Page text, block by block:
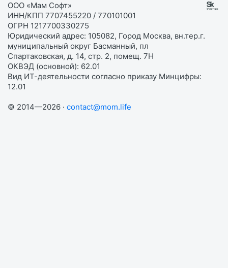
ООО «Мам Софт»
ИНН/КПП 7707455220 / 770101001
ОГРН 1217700330275
Юридический адрес: 105082, Город Москва, вн.тер.г.
муниципальный округ Басманный, пл
Спартаковская, д. 14, стр. 2, помещ. 7Н
ОКВЭД (основной): 62.01
Вид ИТ-деятельности согласно приказу Минцифры:
12.01
© 2014—2026 · contact@mom.life